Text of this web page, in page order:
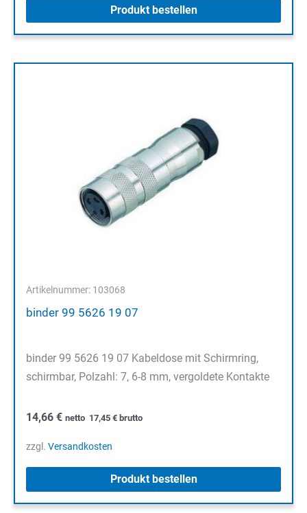
Produkt bestellen
Artikelnummer: 103068
binder 99 5626 19 07
binder 99 5626 19 07 Kabeldose mit Schirmring,
schirmbar, Polzahl: 7, 6-8 mm, vergoldete Kontakte
14,66 € netto 17,45 € brutto
zzgl. Versandkosten
Produkt bestellen